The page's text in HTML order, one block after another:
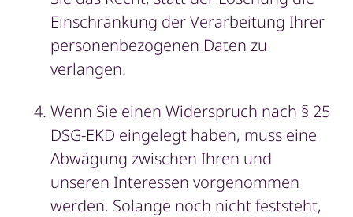
Einschränkung der Verarbeitung Ihrer
personenbezogenen Daten zu
verlangen.
Wenn Sie einen Widerspruch nach § 25
DSG-EKD eingelegt haben, muss eine
Abwägung zwischen Ihren und
unseren Interessen vorgenommen
werden. Solange noch nicht feststeht,